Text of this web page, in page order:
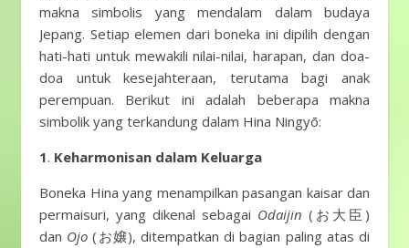
makna simbolis yang mendalam dalam budaya
Jepang. Setiap elemen dari boneka ini dipilih dengan
hati-hati untuk mewakili nilai-nilai, harapan, dan doa-
doa untuk kesejahteraan, terutama bagi anak
perempuan. Berikut ini adalah beberapa makna
simbolik yang terkandung dalam Hina Ningyō:
1. Keharmonisan dalam Keluarga
Boneka Hina yang menampilkan pasangan kaisar dan
permaisuri, yang dikenal sebagai Odaijin (お大臣)
dan Ojo (お嬢), ditempatkan di bagian paling atas di